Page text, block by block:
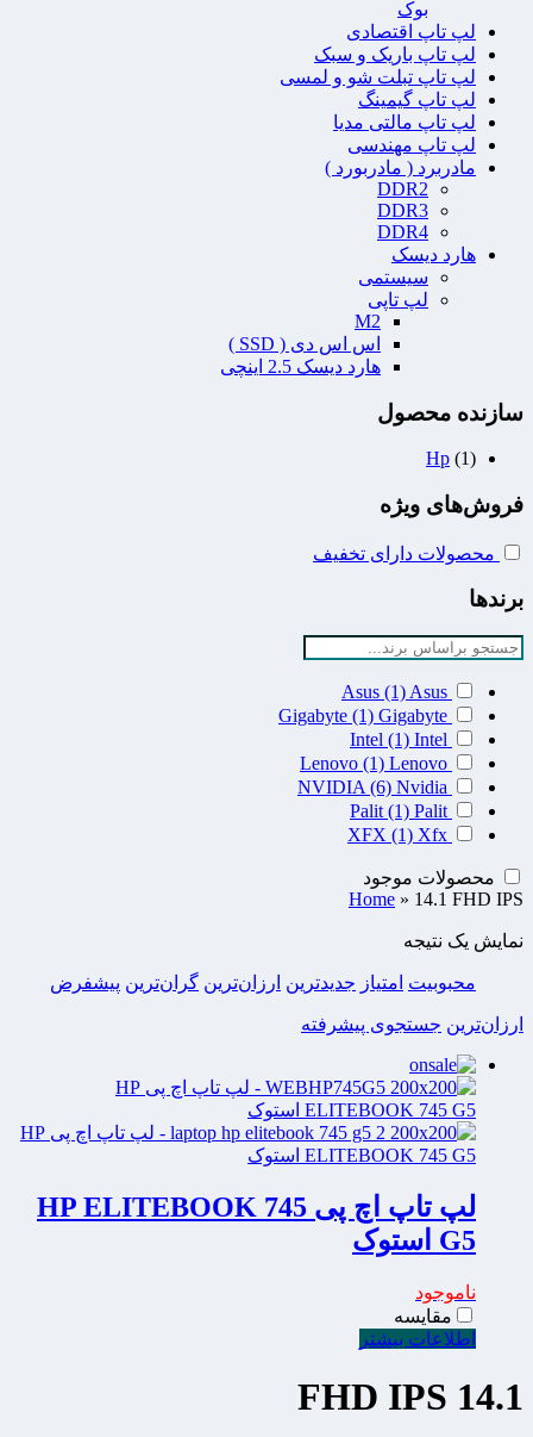
بوک
لپ تاپ اقتصادی
لپ تاپ باریک و سبک
لپ تاپ تبلت شو و لمسی
لپ تاپ گیمینگ
لپ تاپ مالتی مدیا
لپ تاپ مهندسی
مادربرد ( مادربورد )
DDR2
DDR3
DDR4
هارد دیسک
سیستمی
لپ تاپی
M2
اس اس دی ( SSD )
هارد دیسک 2.5 اینچی
سازنده محصول
Hp (1)
فروش‌های ویژه
محصولات دارای تخفیف
برندها
Asus (1) Asus
Gigabyte (1) Gigabyte
Intel (1) Intel
Lenovo (1) Lenovo
NVIDIA (6) Nvidia
Palit (1) Palit
XFX (1) Xfx
محصولات موجود
Home » 14.1 FHD IPS
نمایش یک نتیجه
محبوبیت امتیاز جدیدترین ارزان‌ترین گران‌ترین پیشفرض
ارزان‌ترین جستجوی پیشرفته
لپ تاپ اچ پی HP ELITEBOOK 745
G5 استوک
ناموجود
مقایسه
اطلاعات بیشتر
14.1 FHD IPS